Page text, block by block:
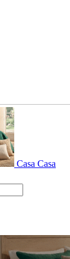
Casa Casa